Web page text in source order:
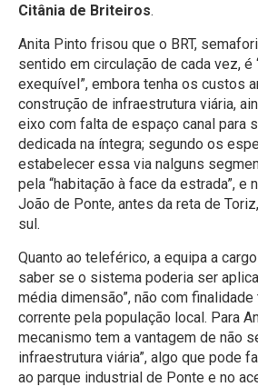
Citânia de Briteiros.
Anita Pinto frisou que o BRT,
sentido em circulação de cada vez, é
exequível”, embora tenha os custos
construção de infraestrutura viária,
eixo com falta de espaço canal para
dedicada na íntegra; segundo os
estabelecer essa via nalguns
pela “habitação à face da estrada”, e
João de Ponte, antes da reta de
sul.
Quanto ao teleférico, a equipa a
saber se o sistema poderia ser
média dimensão”, não com
corrente pela população local. Para
mecanismo tem a vantagem de não
infraestrutura viária”, algo que pode
ao parque industrial de Ponte e no